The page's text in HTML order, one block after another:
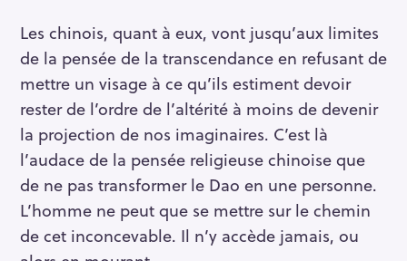
Les chinois, quant à eux, vont jusqu’aux limites
de la pensée de la transcendance en refusant de
mettre un visage à ce qu’ils estiment devoir
rester de l’ordre de l’altérité à moins de devenir
la projection de nos imaginaires. C’est là
l’audace de la pensée religieuse chinoise que
de ne pas transformer le Dao en une personne.
L’homme ne peut que se mettre sur le chemin
de cet inconcevable. Il n’y accède jamais, ou